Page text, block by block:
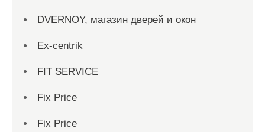
DVERNOY, магазин дверей и окон
Ex-centrik
FIT SERVICE
Fix Price
Fix Price